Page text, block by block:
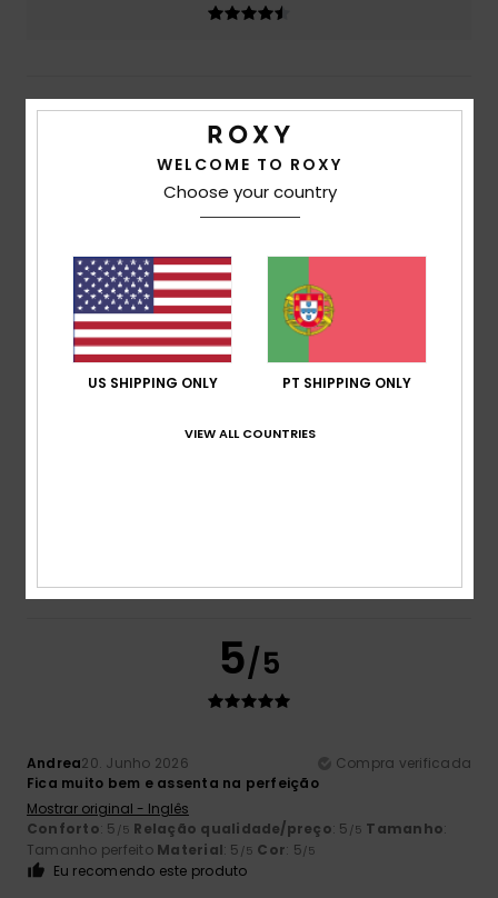
2/5
Mostrar original - Francês
Conforto: 1/5 Relação qualidade/preço
Muito pequenoMaterial: 2/5 /5
5
Eu recomendo este produto
5/5
Andrea20. Junho 2026
Compra verificada
Fica muito bem e assenta na perfeição
Mostrar original - Inglês
Conforto: 5 /5 Relação qualidade/preço: 5 /5 Tamanho:
Tamanho perfeito Material: 5 /5 Cor: 5/5
Eu recomendo este produto
WELCOME TO ROXY
Choose your country
US SHIPPING ONLY PT SHIPPING ONLY
VIEW ALL COUNTRIES